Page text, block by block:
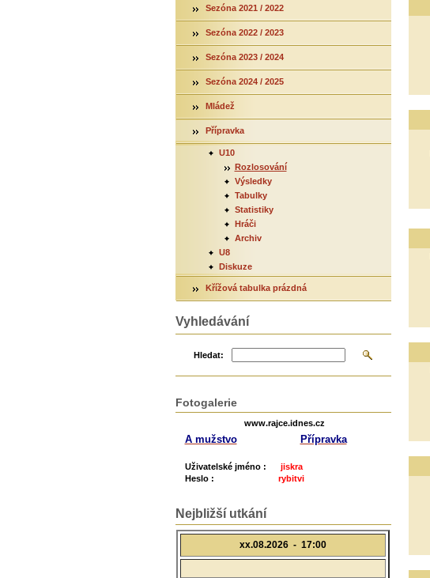
Sezóna 2021 / 2022
Sezóna 2022 / 2023
Sezóna 2023 / 2024
Sezóna 2024 / 2025
Mládež
Přípravka
U10
Rozlosování
Výsledky
Tabulky
Statistiky
Hráči
Archiv
U8
Diskuze
Křížová tabulka prázdná
Vyhledávání
Hledat:
Fotogalerie
www.rajce.idnes.cz
A mužstvo Přípravka
Uživatelské jméno : jiskra
Heslo : rybitvi
Nejbližší utkání
xx.08.2026 - 17:00